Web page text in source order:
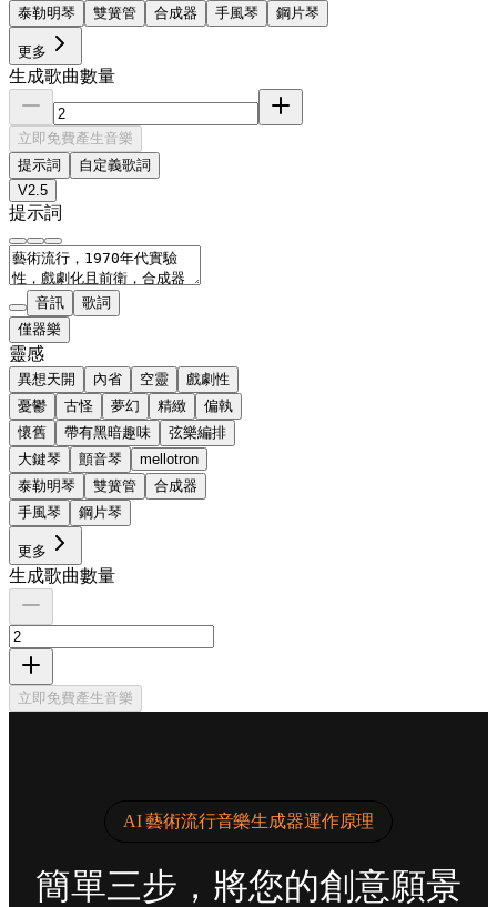
泰勒明琴
雙簧管 合成器 手風琴 鋼片琴
更多
生成歌曲數量
立即免費產生音樂
提示詞
自定義歌詞
V2.5
提示詞
音訊
歌詞
僅器樂
靈感
異想天開 內省 空靈
戲劇性
憂鬱
古怪 夢幻 精緻
偏執
懷舊
帶有黑暗趣味
弦樂編排
大鍵琴
顫音琴
mellotron
泰勒明琴
雙簧管
合成器
手風琴
鋼片琴
更多
生成歌曲數量
立即免費產生音樂
AI 藝術流行音樂生成器運作原理
簡單三步，將您的創意願景